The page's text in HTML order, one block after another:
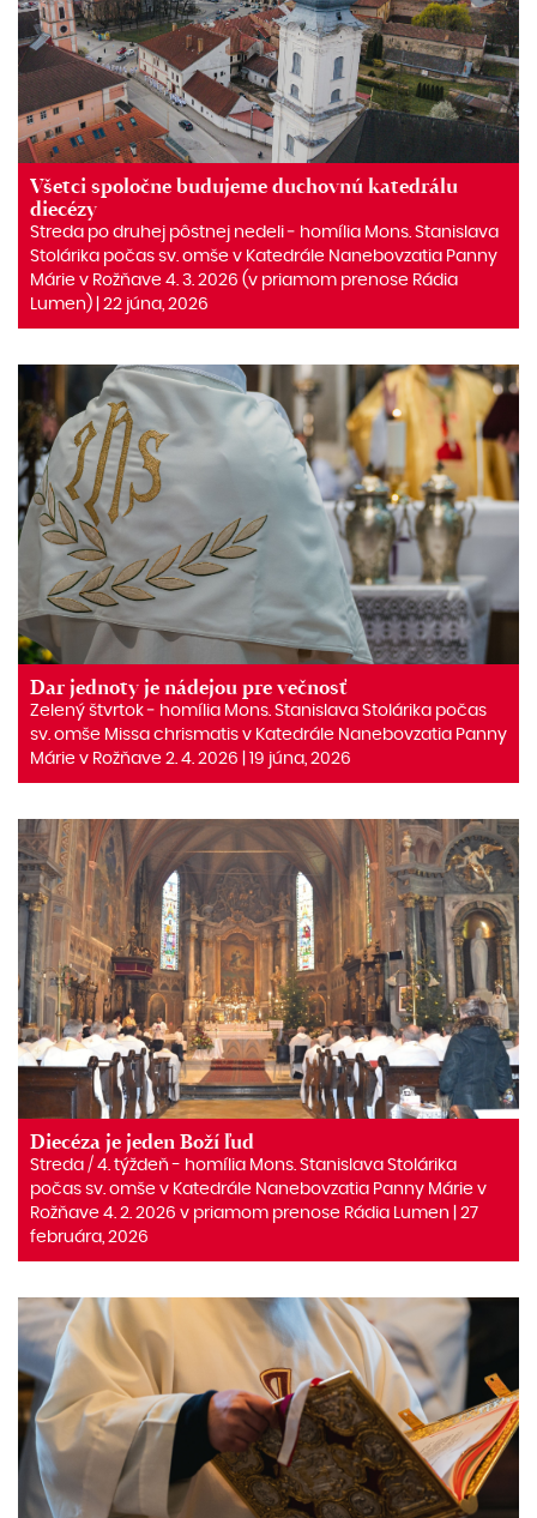
Všetci spoločne budujeme duchovnú katedrálu
diecézy
Streda po druhej pôstnej nedeli ‒ homília Mons. Stanislava
Stolárika počas sv. omše v Katedrále Nanebovzatia Panny
Márie v Rožňave 4. 3. 2026 (v priamom prenose Rádia
Lumen) | 22 júna, 2026
Dar jednoty je nádejou pre večnosť
Zelený štvrtok ‒ homília Mons. Stanislava Stolárika počas
sv. omše Missa chrismatis v Katedrále Nanebovzatia Panny
Márie v Rožňave 2. 4. 2026 | 19 júna, 2026
Diecéza je jeden Boží ľud
Streda / 4. týždeň - homília Mons. Stanislava Stolárika
počas sv. omše v Katedrále Nanebovzatia Panny Márie v
Rožňave 4. 2. 2026 v priamom prenose Rádia Lumen | 27
februára, 2026